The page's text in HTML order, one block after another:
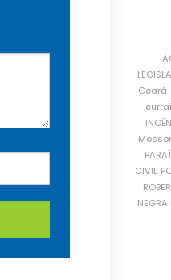
Ceará
CIVIL
NEGRA